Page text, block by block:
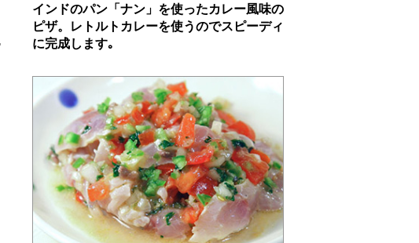
インドのパン「ナン」を使ったカレー風味の
ピザ。レトルトカレーを使うのでスピーディ
に完成します｡